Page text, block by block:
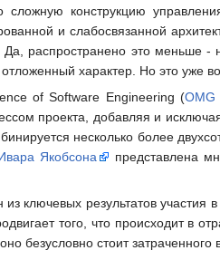
конструкцию
и слабосвязанной
Да, распространено это меньше
характер. Но это уже
of Software Engineering (OMG
проекта, добавляя и
несколько более
Якобсона
представлена
из ключевых результатов
того, что происходит в
безусловно стоит затраченного